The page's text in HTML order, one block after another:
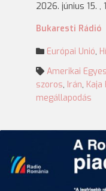
2026. június 15. ,
Bukaresti Rádió
Európai Unió,
Amerikai
szoros, Irán, Kaja
megállapodás